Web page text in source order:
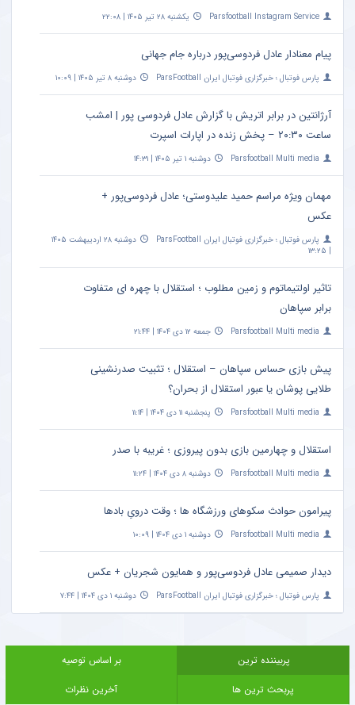
Parsfootball Instagram Service یکشنبه ۲۸ تیر ۱۴۰۵ | ۲۲:۰۸
پیام معنادار عادل فردوسی‌پور درباره جام جهانی
پارس فوتبال ؛ خبرگزاری فوتبال ایران ParsFootball دوشنبه ۸ تیر ۱۴۰۵ | ۱۰:۰۹
آرژانتین در برابر اتریش با گزارش عادل فردوسی پور | امشب
ساعت ۲۰:۳۰ – پخش زنده در اپارات اسپرت
Parsfootball Multi media دوشنبه ۱ تیر ۱۴۰۵ | ۱۴:۳۱
مهمان ویژه مراسم حمید علیدوستی؛ عادل فردوسی‌پور +
عکس
پارس فوتبال ؛ خبرگزاری فوتبال ایران ParsFootball
دوشنبه ۲۸ اردیبهشت ۱۴۰۵
| ۱۳:۲۵
تاثیر اولتیماتوم و زمین مطلوب ؛ استقلال با چهره ای متفاوت
برابر سپاهان
Parsfootball Multi media جمعه ۱۲ دی ۱۴۰۴ | ۲۱:۴۴
پیش بازی حساس سپاهان – استقلال ؛ تثبیت صدرنشینی
طلایی پوشان یا عبور استقلال از بحران؟
Parsfootball Multi media پنجشنبه ۱۱ دی ۱۴۰۴ | ۱۱:۱۴
استقلال و چهارمین بازی بدون پیروزی ؛ غریبه با صدر
Parsfootball Multi media دوشنبه ۸ دی ۱۴۰۴ | ۱۱:۲۴
پیرامون حوادث سکوهای ورزشگاه ها ؛ وقت درویِ بادها
Parsfootball Multi media دوشنبه ۱ دی ۱۴۰۴ | ۱۰:۰۹
دیدار صمیمی عادل فردوسی‌پور و همایون شجریان + عکس
پارس فوتبال ؛ خبرگزاری فوتبال ایران ParsFootball دوشنبه ۱ دی ۱۴۰۴ | ۷:۴۴
پربیننده ترین
بر اساس توصیه
پربحث ترین ها
آخرین نظرات